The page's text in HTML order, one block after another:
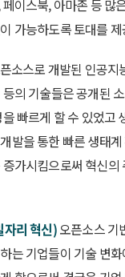
이스북, 아마존 등 많
가능하도록 토대를
소스로 개발된 인공지
의 기술들은 공개된
빠르게 할 수 있었고
발을 통한 빠른 생태
가시킴으로써 혁신의
자리 혁신)오픈소스 기
는 기업들이 기술 변